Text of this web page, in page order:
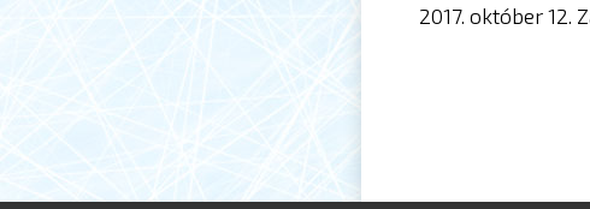
2017. október 12.